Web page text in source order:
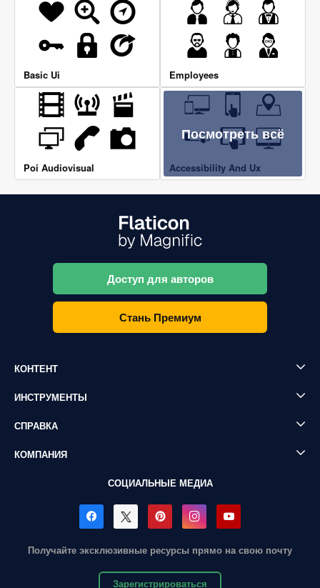
Basic Ui Employees
Poi Audiovisual
Посмотреть всё
Accessibility And Ux
Доступ для авторов
Стань Премиум
КОНТЕНТ
ИНСТРУМЕНТЫ
СПРАВКА
КОМПАНИЯ
СОЦИАЛЬНЫЕ МЕДИА
Получайте эксклюзивные ресурсы прямо на свою почту
Зарегистрироваться